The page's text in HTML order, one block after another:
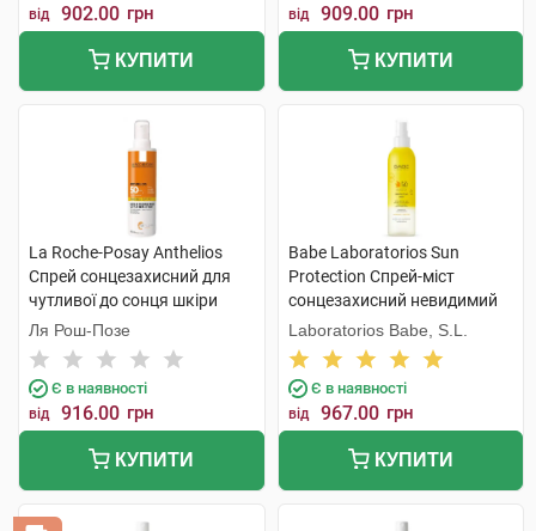
від 902.00 грн
КУПИТИ
від 909.00 грн
КУПИТИ
La Roche-Posay Anthelios
Спрей сонцезахисний для
чутливої до сонця шкіри
обличчя та тіла SPF50+ 200
мл 1 флакон
Ля Рош-Позе
Є в наявності
від 916.00 грн
КУПИТИ
Babe Laboratorios Sun
Protection Спрей-міст
сонцезахисний невидимий
для обличчя, тіла та волосся
з SPF50 150 мл 1 флакон
Laboratorios Babe, S.L.
Є в наявності
від 967.00 грн
КУПИТИ